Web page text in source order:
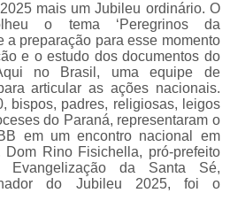
mais um Jubileu ordinário. O
o tema ‘Peregrinos da
a preparação para esse momento
e o estudo dos documentos do
no Brasil, uma equipe de
articular as ações nacionais.
bispos, padres, religiosas, leigos
do Paraná, representaram o
em um encontro nacional em
Dom Rino Fisichella, pró-prefeito
da Santa Sé,
do Jubileu 2025, foi o